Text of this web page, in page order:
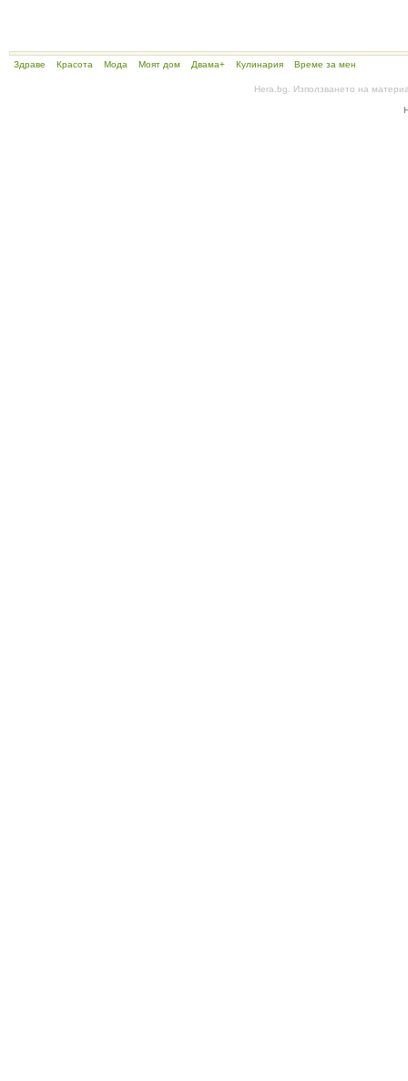
Здраве Красота Мода Моят дом Двама+ Кулинария Време за мен
Hera.bg. Използването на